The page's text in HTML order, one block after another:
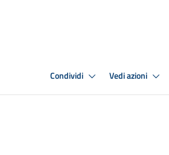
Condividi Vedi azioni